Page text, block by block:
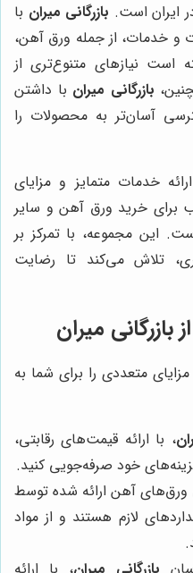
ایران است. بازرگانی میران با
و خدمات، از جمله ورق آهن،
است نیازهای متنوع‌تری از
بازرگانی میران با داشتن
آسان‌تر به محصولات را
خدمات متمایز و مزایای
برای خرید ورق آهن و سایر
1403 مطرح است. این مجموعه، با تمرکز بر
تلاش می‌کند تا رضایت
میران
مزایای متعددی را برای شما به
، با ارائه قیمت‌های رقابتی،
خود صرفه‌جویی کنید.
ورق‌های آهن ارائه شده توسط
لازم هستند و از مواد